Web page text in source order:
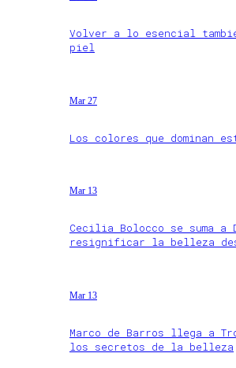
Volver a lo esencial
piel
Mar 27
Los colores que dominan
Mar 13
Cecilia Bolocco se suma a
resignificar la belleza
Mar 13
Marco de Barros llega a
los secretos de la belleza